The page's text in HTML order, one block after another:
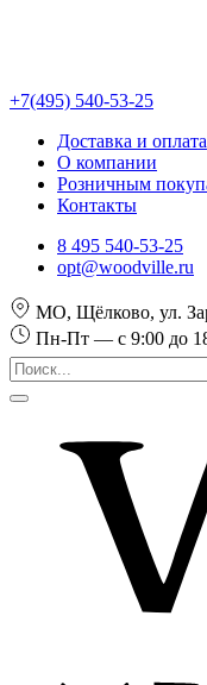
+7(495) 540-53-25
Доставка и оплата
О компании
Розничным
Контакты
8 495 540-53-25
opt@woodville.ru
МО, Щёлково, ул.
Пн-Пт — с 9:00 до